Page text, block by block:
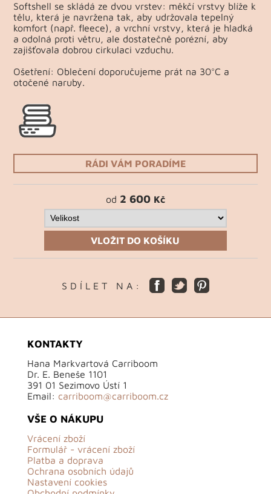
Softshell se skládá ze dvou vrstev: měkčí vrstvy blíže k
tělu, která je navržena tak, aby udržovala tepelný
komfort (např. fleece), a vrchní vrstvy, která je hladká
a odolná proti větru, ale dostatečně porézní, aby
zajišťovala dobrou cirkulaci vzduchu.
Ošetření: Oblečení doporučujeme prát na 30°C a
otočené naruby.
RÁDI VÁM PORADÍME
od 2 600 Kč
VLOŽIT DO KOŠÍKU
S D Í L E T N A :
KONTAKTY
Hana Markvartová Carriboom
Dr. E. Beneše 1101
391 01 Sezimovo Ústí 1
Email: carriboom@carriboom.cz
VŠE O NÁKUPU
Vrácení zboží
Formulář - vrácení zboží
Platba a doprava
Ochrana osobních údajů
Nastavení cookies